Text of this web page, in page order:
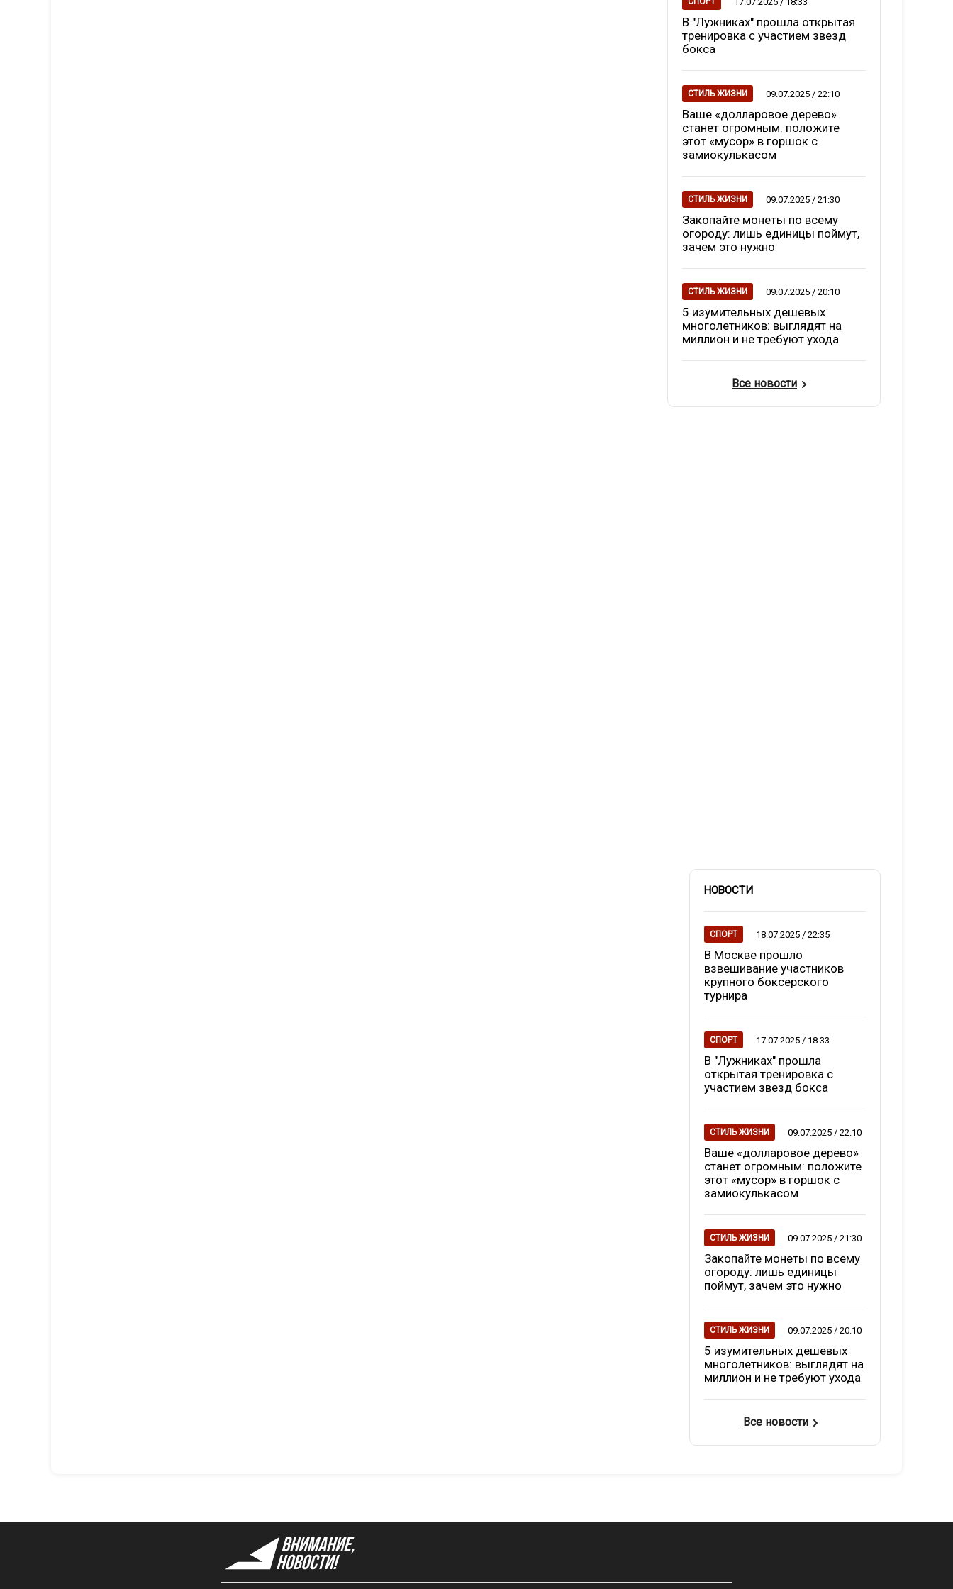
В "Лужниках" прошла открытая
тренировка с участием звезд
бокса
СТИЛЬ ЖИЗНИ 09.07.2025 / 22:10
Ваше «долларовое дерево»
станет огромным: положите
этот «мусор» в горшок с
замиокулькасом
СТИЛЬ ЖИЗНИ 09.07.2025 / 21:30
Закопайте монеты по всему
огороду: лишь единицы поймут,
зачем это нужно
СТИЛЬ ЖИЗНИ 09.07.2025 / 20:10
5 изумительных дешевых
многолетников: выглядят на
миллион и не требуют ухода
Все новости
НОВОСТИ
СПОРТ 18.07.2025 / 22:35
В Москве прошло
взвешивание участников
крупного боксерского
турнира
СПОРТ 17.07.2025 / 18:33
В "Лужниках" прошла
открытая тренировка с
участием звезд бокса
СТИЛЬ ЖИЗНИ 09.07.2025 / 22:10
Ваше «долларовое дерево»
станет огромным: положите
этот «мусор» в горшок с
замиокулькасом
СТИЛЬ ЖИЗНИ 09.07.2025 / 21:30
Закопайте монеты по всему
огороду: лишь единицы
поймут, зачем это нужно
СТИЛЬ ЖИЗНИ 09.07.2025 / 20:10
5 изумительных дешевых
многолетников: выглядят на
миллион и не требуют ухода
Все новости